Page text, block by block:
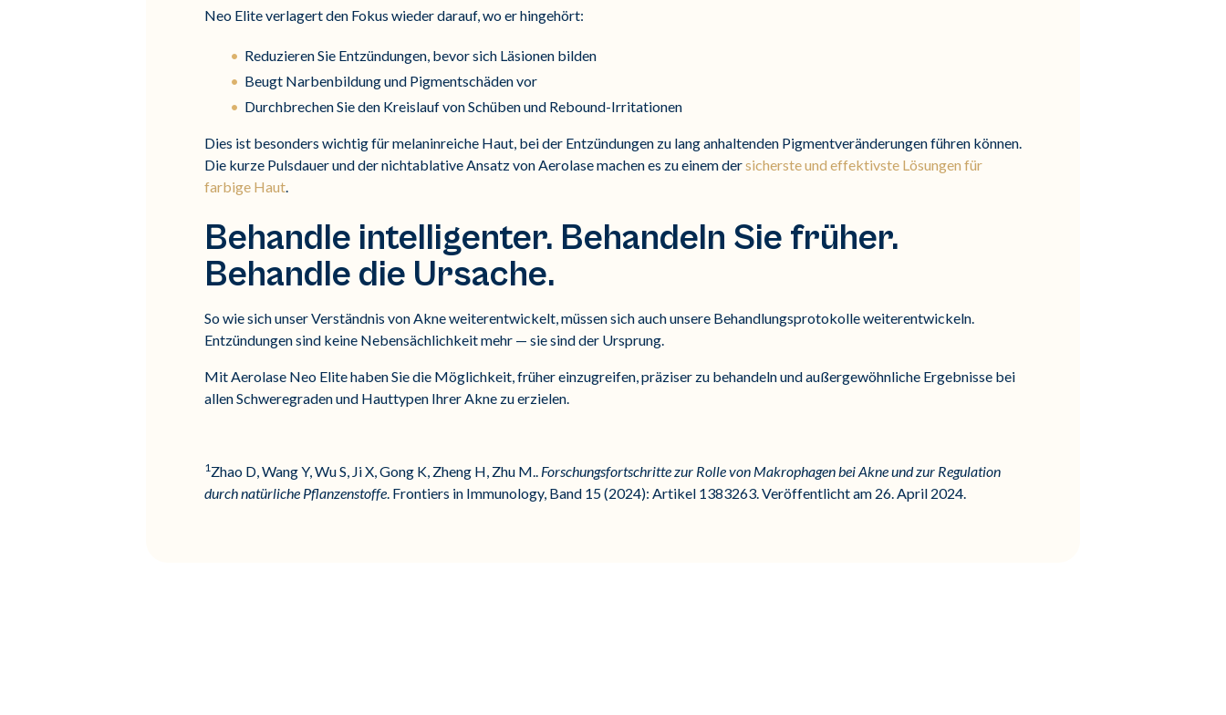
Neo Elite verlagert den Fokus wieder darauf, wo er hingehört:
Reduzieren Sie Entzündungen, bevor sich Läsionen bilden
Beugt Narbenbildung und Pigmentschäden vor
Durchbrechen Sie den Kreislauf von Schüben und Rebound-Irritationen
Dies ist besonders wichtig für melaninreiche Haut, bei der Entzündungen zu lang anhaltenden Pigmentveränderungen führen können.
Die kurze Pulsdauer und der nichtablative Ansatz von Aerolase machen es zu einem dersicherste und effektivste Lösungen für
farbige Haut.
Behandle intelligenter. Behandeln Sie früher.
Behandle die Ursache.
So wie sich unser Verständnis von Akne weiterentwickelt, müssen sich auch unsere Behandlungsprotokolle weiterentwickeln.
Entzündungen sind keine Nebensächlichkeit mehr — sie sind der Ursprung.
Mit Aerolase Neo Elite haben Sie die Möglichkeit, früher einzugreifen, präziser zu behandeln und außergewöhnliche Ergebnisse bei
allen Schweregraden und Hauttypen Ihrer Akne zu erzielen.
1Zhao D, Wang Y, Wu S, Ji X, Gong K, Zheng H, Zhu M.. Forschungsfortschritte zur Rolle von Makrophagen bei Akne und zur Regulation
durch natürliche Pflanzenstoffe. Frontiers in Immunology, Band 15 (2024): Artikel 1383263. Veröffentlicht am 26. April 2024.